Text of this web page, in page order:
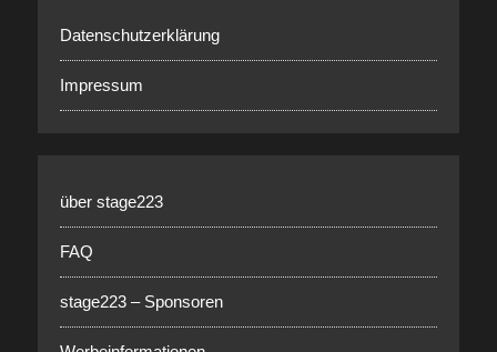
Datenschutzerklärung
Impressum
über stage223
FAQ
stage223 – Sponsoren